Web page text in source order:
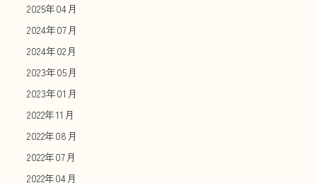
2025年04月
2024年07月
2024年02月
2023年05月
2023年01月
2022年11月
2022年08月
2022年07月
2022年04月